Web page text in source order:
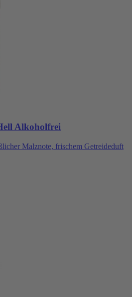
Alkoholfrei
Malznote, frischem Getreideduft